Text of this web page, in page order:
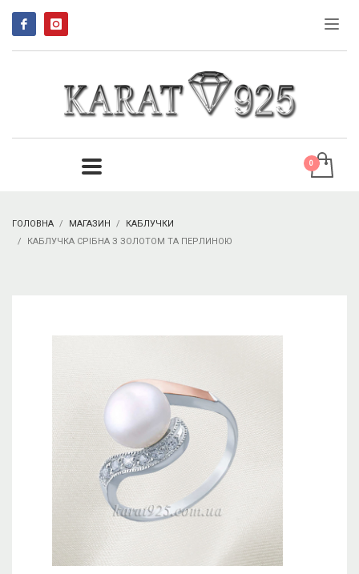
ГОЛОВНА МАГАЗИН
КАБЛУЧКИ
КАБЛУЧКА СРІБНА З ЗОЛОТОМ ТА ПЕРЛИНОЮ